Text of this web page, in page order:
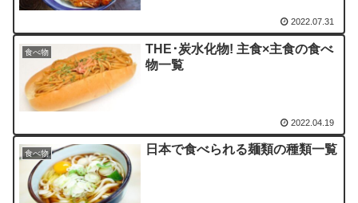
2022.07.31
食べ物
THE･炭水化物! 主食×主食の食べ
物一覧
2022.04.19
食べ物 日本で食べられる麺類の種類一覧